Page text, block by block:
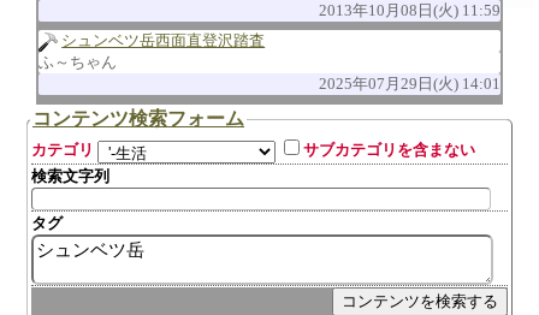
2013年10月08日(火) 11:59
シュンベツ岳西面直登沢踏査
ふ～ちゃん
2025年07月29日(火) 14:01
コンテンツ検索フォーム
カテゴリ
サブカテゴリを含まない
検索文字列
タグ